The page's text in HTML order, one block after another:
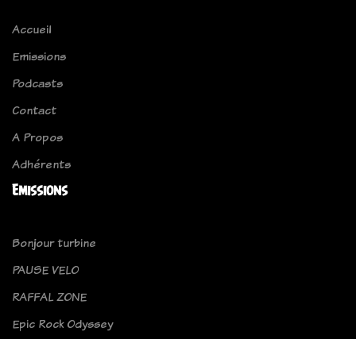
Accueil
Emissions
Podcasts
Contact
A Propos
Adhérents
Emissions
Bonjour turbine
PAUSE VELO
RAFFAL ZONE
Epic Rock Odyssey